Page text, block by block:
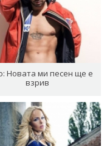
Новата ми песен ще е
взрив